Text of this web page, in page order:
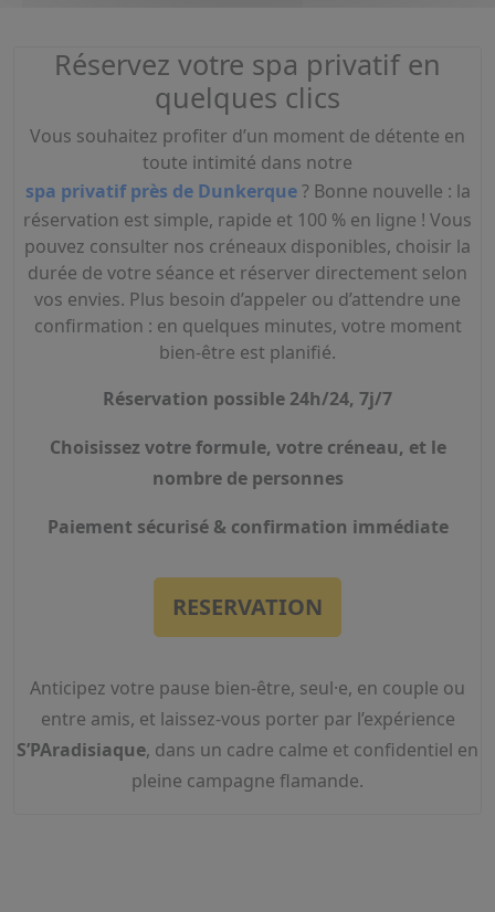
Réservez votre spa privatif en
quelques clics
Vous souhaitez profiter d’un moment de détente en
toute intimité dans notre
spa privatif près de Dunkerque? Bonne nouvelle : la
réservation est simple, rapide et 100 % en ligne ! Vous
pouvez consulter nos créneaux disponibles, choisir la
durée de votre séance et réserver directement selon
vos envies. Plus besoin d’appeler ou d’attendre une
confirmation : en quelques minutes, votre moment
bien-être est planifié.
Réservation possible 24h/24, 7j/7
Choisissez votre formule, votre créneau, et le
nombre de personnes
Paiement sécurisé & confirmation immédiate
RESERVATION
Anticipez votre pause bien-être, seul·e, en couple ou
entre amis, et laissez-vous porter par l’expérience
S’PAradisiaque, dans un cadre calme et confidentiel en
pleine campagne flamande.